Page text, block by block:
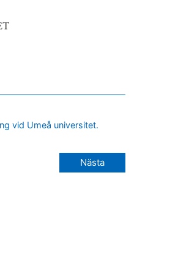
vid Umeå universitet.
Nästa